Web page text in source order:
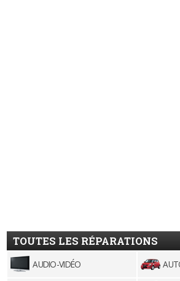
TOUTES LES RÉPARATIONS
AUDIO-VIDÉO